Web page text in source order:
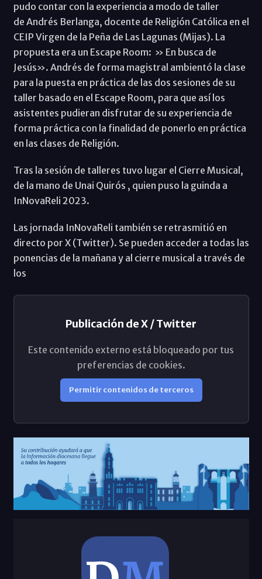
pudo contar con la experiencia a modo de taller
de Andrés Berlanga, docente de Religión Católica en el
CEIP Virgen de la Peña de Las Lagunas (Mijas). La
propuesta era un Escape Room: » En busca de
Jesús». Andrés de forma magistral ambientó la clase
para la puesta en práctica de las dos sesiones de su
taller basado en el Escape Room, para que así los
asistentes pudieran disfrutar de su experiencia de
forma práctica con la finalidad de ponerlo en práctica
en las clases de Religión.
Tras la sesión de talleres tuvo lugar el Cierre Musical,
de la mano de Unai Quirós , quien puso la guinda a
InNovaReli 2023.
Las jornada InNovaReli también se retrasmitió en
directo por X (Twitter). Se pueden acceder a todas las
ponencias de la mañana y al cierre musical a través de
los
Publicación de X / Twitter
Este contenido externo está bloqueado por tus
preferencias de cookies.
Permitir contenidos de terceros